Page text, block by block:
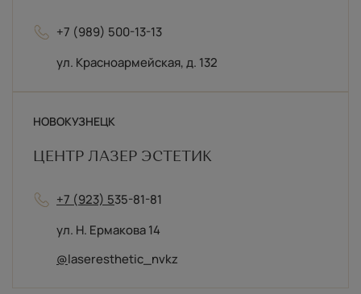
+7 (989) 500-13-13
ул. Красноармейская, д. 132
НОВОКУЗНЕЦК
ЦЕНТР ЛАЗЕР ЭСТЕТИК
+7 (923) 535-81-81
ул. Н. Ермакова 14
@laseresthetic_nvkz
Каталог
О бренде
Специалистам
Партнеры
Доставка и оплата
НАВИГАЦИЯ